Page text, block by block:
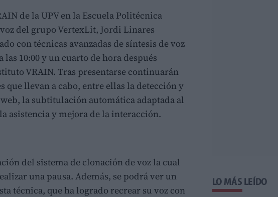
de la UPV en la Escuela Politécnica
del grupo VertexLit, Jordi Linares
con técnicas avanzadas de síntesis de voz
las 10:00 y un cuarto de hora después
VRAIN. Tras presentarse continuarán
llevan a cabo, entre ellas la detección y
la subtitulación automática adaptada al
asistencia y mejora de la interacción.
del sistema de clonación de voz la cual
una pausa. Además, se podrá ver un
técnica, que ha logrado recrear su voz con
LO MÁS LEÍDO